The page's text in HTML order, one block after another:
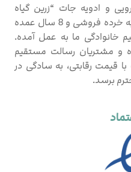
و ادویه جات “زرین گیاه
صدیقی” به واسطه 10 سال تجربه خرده فروشی و 8 سال عمده
خانوادگی ما به عمل آمده.
و مشتریان رسالت مستقیم
قیمت رقابتی، به سادگی در
برسد.